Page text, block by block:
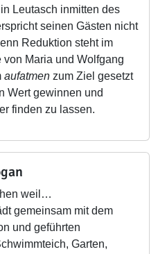
Leutasch inmitten des
seinen Gästen nicht
Reduktion steht im
Maria und Wolfgang
aufatmen zum Ziel gesetzt
Wert gewinnen und
finden zu lassen.
weil…
gemeinsam mit dem
und geführten
Garten,